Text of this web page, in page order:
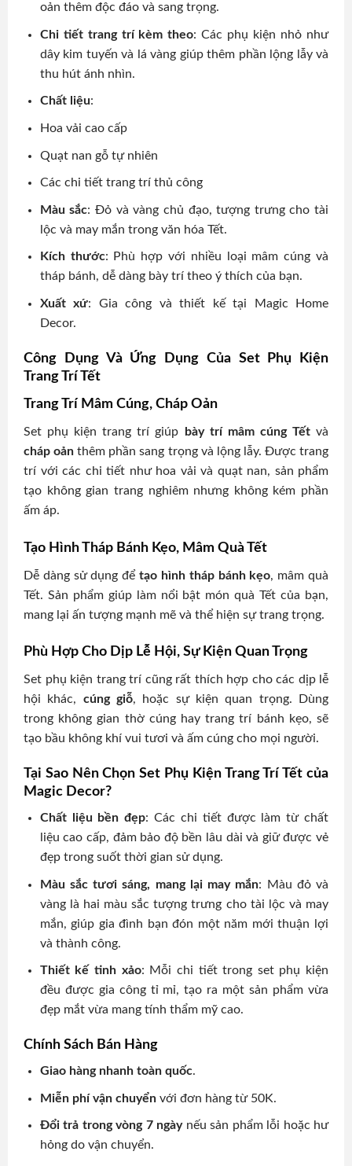
oản thêm độc đáo và sang trọng.
Chi tiết trang trí kèm theo: Các phụ kiện nhỏ như
dây kim tuyến và lá vàng giúp thêm phần lộng lẫy và
thu hút ánh nhìn.
Chất liệu:
Hoa vải cao cấp
Quạt nan gỗ tự nhiên
Các chi tiết trang trí thủ công
Màu sắc: Đỏ và vàng chủ đạo, tượng trưng cho tài
lộc và may mắn trong văn hóa Tết.
Kích thước: Phù hợp với nhiều loại mâm cúng và
tháp bánh, dễ dàng bày trí theo ý thích của bạn.
Xuất xứ: Gia công và thiết kế tại Magic Home
Decor.
Công Dụng Và Ứng Dụng Của Set Phụ Kiện
Trang Trí Tết
Trang Trí Mâm Cúng, Cháp Oản
Set phụ kiện trang trí giúp bày trí mâm cúng Tếtvà
cháp oản thêm phần sang trọng và lộng lẫy. Được trang
trí với các chi tiết như hoa vải và quạt nan, sản phẩm
tạo không gian trang nghiêm nhưng không kém phần
ấm áp.
Tạo Hình Tháp Bánh Kẹo, Mâm Quà Tết
Dễ dàng sử dụng đểtạo hình tháp bánh kẹo, mâm quà
Tết. Sản phẩm giúp làm nổi bật món quà Tết của bạn,
mang lại ấn tượng mạnh mẽ và thể hiện sự trang trọng.
Phù Hợp Cho Dịp Lễ Hội, Sự Kiện Quan Trọng
Set phụ kiện trang trí cũng rất thích hợp cho các dịp lễ
hội khác, cúng giỗ, hoặc sự kiện quan trọng. Dùng
trong không gian thờ cúng hay trang trí bánh kẹo, sẽ
tạo bầu không khí vui tươi và ấm cúng cho mọi người.
Tại Sao Nên Chọn Set Phụ Kiện Trang Trí Tết của
Magic Decor?
Chất liệu bền đẹp: Các chi tiết được làm từ chất
liệu cao cấp, đảm bảo độ bền lâu dài và giữ được vẻ
đẹp trong suốt thời gian sử dụng.
Màu sắc tươi sáng, mang lại may mắn: Màu đỏ và
vàng là hai màu sắc tượng trưng cho tài lộc và may
mắn, giúp gia đình bạn đón một năm mới thuận lợi
và thành công.
Thiết kế tinh xảo: Mỗi chi tiết trong set phụ kiện
đều được gia công tỉ mỉ, tạo ra một sản phẩm vừa
đẹp mắt vừa mang tính thẩm mỹ cao.
Chính Sách Bán Hàng
Giao hàng nhanh toàn quốc.
Miễn phí vận chuyểnvới đơn hàng từ 50K.
Đổi trả trong vòng 7 ngàynếu sản phẩm lỗi hoặc hư
hỏng do vận chuyển.